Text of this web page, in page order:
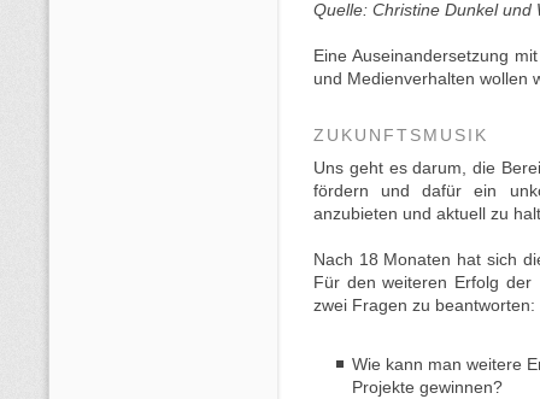
Quelle: Christine Dunkel und
Eine Auseinandersetzung
und Medienverhalten wollen
ZUKUNFTSMUSIK
Uns geht es darum, die
fördern und dafür ein
anzubieten und aktuell zu
Nach 18 Monaten hat sich
Für den weiteren Erfolg
zwei Fragen zu beantworten:
Wie kann man weitere
Projekte gewinnen?